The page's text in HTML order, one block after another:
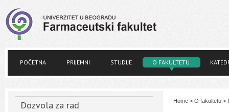
POČETNA PRIJEMNI STUDIJE O FAKULTETU
Dozvola za rad
Home > O fakultetu >